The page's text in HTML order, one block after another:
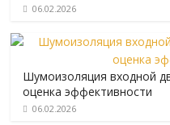
06.02.2026
Шумоизоляция входной
оценка эффективности
06.02.2026